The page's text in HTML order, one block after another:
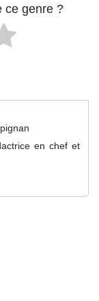
ce genre ?
en chef et